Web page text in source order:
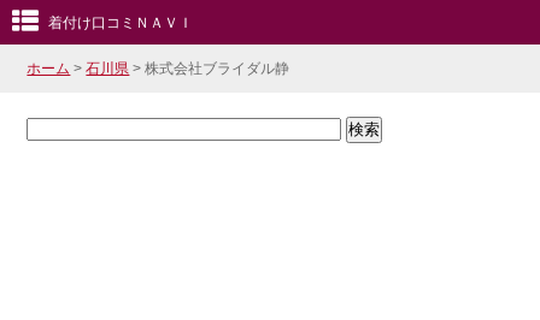
着付け口コミＮＡＶＩ
ホーム >石川県 > 株式会社ブライダル静